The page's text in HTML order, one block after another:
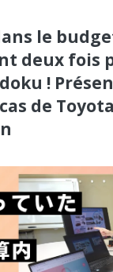
le
deux fois
!
de